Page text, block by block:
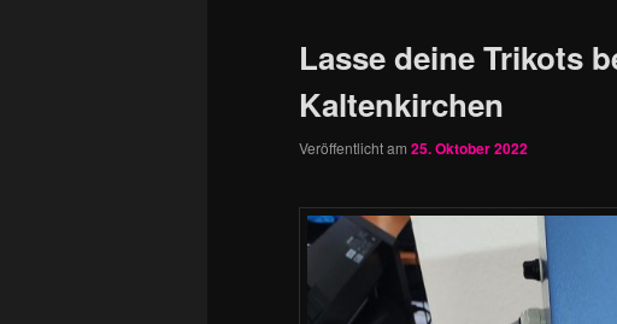
Lasse deine Trikots
Kaltenkirchen
Veröffentlicht am 25. Oktober 2022